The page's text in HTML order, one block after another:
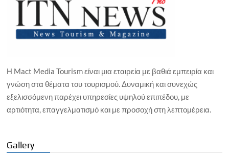
Η Mact Media Tourism είναι μια εταιρεία με βαθιά εμπειρία και
γνώση στα θέματα του τουρισμού. Δυναμική και συνεχώς
εξελισσόμενη παρέχει υπηρεσίες υψηλού επιπέδου, με
αρτιότητα, επαγγελματισμό και με προσοχή στη λεπτομέρεια.
Gallery